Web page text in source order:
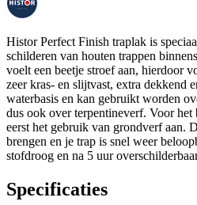
Histor Perfect Finish traplak is
schilderen van houten trappen
voelt een beetje stroef aan, hierdoor
zeer kras- en slijtvast, extra dekkend
waterbasis en kan gebruikt worden
dus ook over terpentineverf. Voor het
eerst het gebruik van grondverf aan.
brengen en je trap is snel weer
stofdroog en na 5 uur
Specificaties